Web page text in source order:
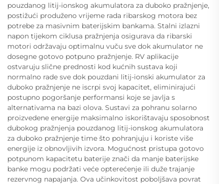
pouzdanog litij-ionskog akumulatora za duboko pražnjenje,
postižući produženo vrijeme rada ribarskog motora bez
potrebe za masivnim baterijskim bankama. Stalni izlazni
napon tijekom ciklusa pražnjenja osigurava da ribarski
motori održavaju optimalnu vuču sve dok akumulator ne
dosegne gotovo potpuno pražnjenje. RV aplikacije
ostvaruju slične prednosti kod kućnih sustava koji
normalno rade sve dok pouzdani litij-ionski akumulator za
duboko pražnjenje ne iscrpi svoj kapacitet, eliminirajući
postupno pogoršanje performansi koje se javlja s
alternativama na bazi olova. Sustavi za pohranu solarno
proizvedene energije maksimalno iskorištavaju sposobnost
dubokog pražnjenja pouzdanog litij-ionskog akumulatora
za duboko pražnjenje time što pohranjuju i koriste više
energije iz obnovljivih izvora. Mogućnost pristupa gotovo
potpunom kapacitetu baterije znači da manje baterijske
banke mogu podržati veće opterećenje ili duže trajanje
rezervnog napajanja. Ova učinkovitost poboljšava povrat